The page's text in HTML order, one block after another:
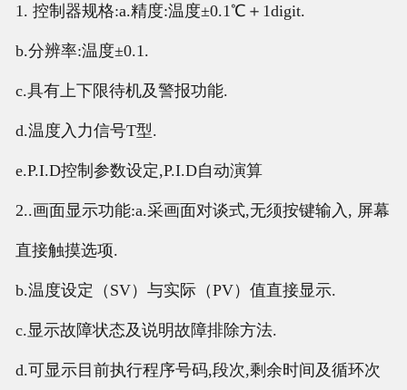
1. 控制器规格:a.精度:温 度±0.1℃＋1digit.
b.分辨率:温 度±0.1.
c.具有上下限待机及警报功能.
d.温 度入力信号T型.
e.P.I.D控制 参数设定,P.I.D自动演算
2..画面显示功能:a.采画面对谈式,无须按键输 入 , 屏幕
直接触摸选项.
b.温度设定（SV）与实际（PV）值直接显示.
c.显示故障状态及说明故障排除方法.
d.可显示目前执行程序号码,段次,剩余时间及循环次